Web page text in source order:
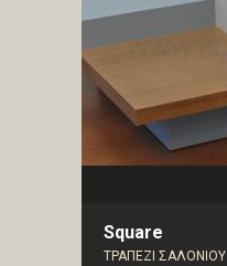
Square
ΤΡΑΠΕΖΙ ΣΑΛΟΝΙΟΥ